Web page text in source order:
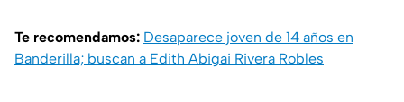
Te recomendamos: Desaparece joven de 14 años en
Banderilla; buscan a Edith Abigai Rivera Robles